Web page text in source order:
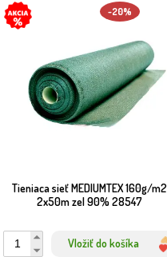
Tieniaca sieť MEDIUMTEX 160g/m2
2x50m zel 90% 28547
-20%
Vložiť do košíka